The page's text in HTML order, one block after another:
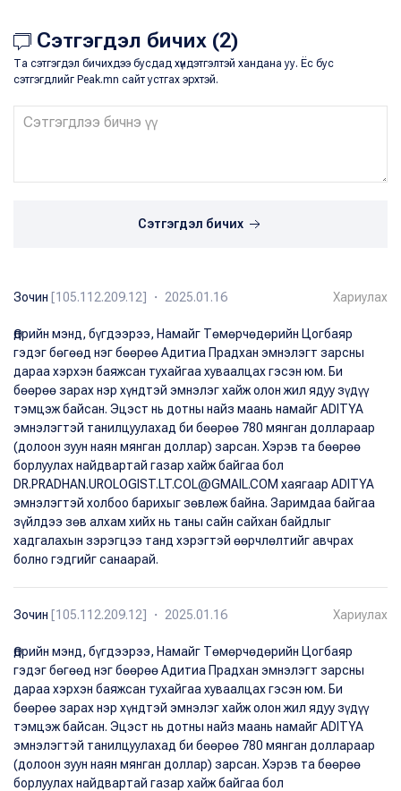
Сэтгэгдэл бичих (2)
Та сэтгэгдэл бичихдээ бусдад хүндэтгэлтэй хандана уу. Ёс бус
сэтгэгдлийг Peak.mn сайт устгах эрхтэй.
Сэтгэгдэл бичих
Зочин [105.112.209.12] ・ 2025.01.16 Хариулах
Өдрийн мэнд, бүгдээрээ, Намайг Төмөрчөдөрийн Цогбаяр
гэдэг бөгөөд нэг бөөрөө Адитиа Прадхан эмнэлэгт зарсны
дараа хэрхэн баяжсан тухайгаа хуваалцах гэсэн юм. Би
бөөрөө зарах нэр хүндтэй эмнэлэг хайж олон жил ядуу зүдүү
тэмцэж байсан. Эцэст нь дотны найз маань намайг ADITYA
эмнэлэгтэй танилцуулахад би бөөрөө 780 мянган доллараар
(долоон зуун наян мянган доллар) зарсан. Хэрэв та бөөрөө
борлуулах найдвартай газар хайж байгаа бол
DR.PRADHAN.UROLOGIST.LT.COL@GMAIL.COM хаягаар ADITYA
эмнэлэгтэй холбоо барихыг зөвлөж байна. Заримдаа байгаа
зүйлдээ зөв алхам хийх нь таны сайн сайхан байдлыг
хадгалахын зэрэгцээ танд хэрэгтэй өөрчлөлтийг авчрах
болно гэдгийг санаарай.
Зочин [105.112.209.12] ・ 2025.01.16 Хариулах
Өдрийн мэнд, бүгдээрээ, Намайг Төмөрчөдөрийн Цогбаяр
гэдэг бөгөөд нэг бөөрөө Адитиа Прадхан эмнэлэгт зарсны
дараа хэрхэн баяжсан тухайгаа хуваалцах гэсэн юм. Би
бөөрөө зарах нэр хүндтэй эмнэлэг хайж олон жил ядуу зүдүү
тэмцэж байсан. Эцэст нь дотны найз маань намайг ADITYA
эмнэлэгтэй танилцуулахад би бөөрөө 780 мянган доллараар
(долоон зуун наян мянган доллар) зарсан. Хэрэв та бөөрөө
борлуулах найдвартай газар хайж байгаа бол